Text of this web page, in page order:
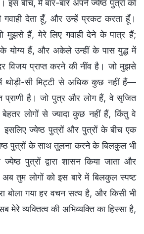
इस बीच, मैं बार-बार अपने ज्येष्ठ पुत्रों को
देता हूँ, और उन्हें प्रकट करता हूँ।
मुझसे हैं, मेरे लिए गवाही देने के पात्र हैं;
योग्य हैं, और अकेले उन्हीं के पास युद्ध में
विजय प्राप्त करने की नींव है। जो मुझसे
सी मिट्टी से अधिक कुछ नहीं हैं—
है। जो पुत्र और लोग हैं, वे सृजित
बेहतर लोगों से ज्यादा कुछ नहीं हैं, किंतु वे
ज्येष्ठ पुत्रों और पुत्रों के बीच एक
पुत्रों के साथ तुलना करने के बिलकुल भी
पुत्रों द्वारा शासन किया जाता और
अब तुम लोगों को इस बारे में बिलकुल स्पष्ट
बोला गया हर वचन सत्य है, और किसी भी
मेरे व्यक्तित्व की अभिव्यक्ति का हिस्सा है,